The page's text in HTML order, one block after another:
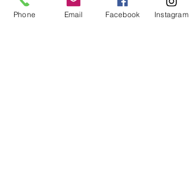
Phone Email Facebook Instagram